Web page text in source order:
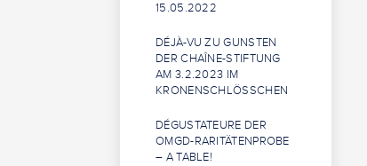
15.05.2022
DÉJÀ-VU ZU GUNSTEN
DER CHAÎNE-STIFTUNG
AM 3.2.2023 IM
KRONENSCHLÖSSCHEN
DÉGUSTATEURE DER
OMGD-RARITÄTENPROBE
– A TABLE!